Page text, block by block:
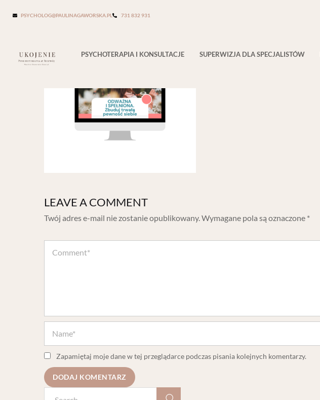
PSYCHOLOG@PAULINAGAWORSKA.PL 731 832 931
PSYCHOTERAPIA I KONSULTACJE SUPERWIZJA DLA SPECJALISTÓW
LEAVE A COMMENT
Twój adres e-mail nie zostanie opublikowany.Wymagane pola są oznaczone *
Zapamiętaj moje dane w tej przeglądarce podczas pisania kolejnych komentarzy.